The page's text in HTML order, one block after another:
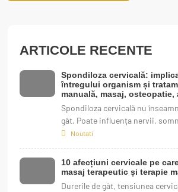
ARTICOLE RECENTE
Spondiloza cervicală:
întregului organism și
manuală, masaj,
kinetoterapie
Spondiloza cervicală nu
gât. Poate influența nervii,
munca și calitatea vieții, dar
poate schimba mult evoluția.
Noutati
10 afecțiuni cervicale pe
masaj terapeutic și terapie
Durerile de gât, tensiunea